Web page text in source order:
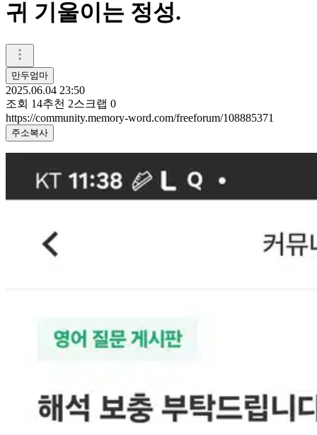
귀 기울이는 정성.
만두엄마
2025.06.04 23:50
조회 14추천 2스크랩 0
https://community.memory-word.com/freeforum/108885371
주소복사